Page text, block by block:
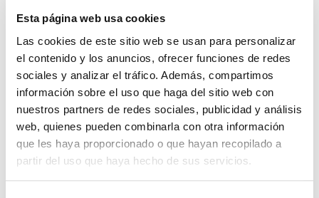
Esta página web usa cookies
Las cookies de este sitio web se usan para personalizar
el contenido y los anuncios, ofrecer funciones de redes
sociales y analizar el tráfico. Además, compartimos
información sobre el uso que haga del sitio web con
nuestros partners de redes sociales, publicidad y análisis
web, quienes pueden combinarla con otra información
que les haya proporcionado o que hayan recopilado a
partir del uso que haya hecho de sus servicios.
Frasco de vidrio corriente con cuello estrecho y rosca Pilfer
Ver más
Documentación técnica
TDS / Ficha técnica
Regístrate para
descargas
COA
Regístrate para
descargas
SDS/ Hoja de seguridad
Regístrate para